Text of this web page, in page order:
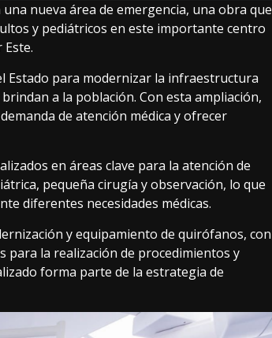
nueva área de emergencia, una obra que
y pediátricos en este importante centro
Estado para modernizar la infraestructura
a la población. Con esta ampliación,
de atención médica y ofrecer
en áreas clave para la atención de
pequeña cirugía y observación, lo que
diferentes necesidades médicas.
y equipamiento de quirófanos, con
para la realización de procedimientos y
forma parte de la estrategia de